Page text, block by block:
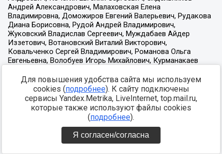
Для повышения удобства сайта мы используем
cookies (подробнее). К сайту подключены
сервисы Yandex.Metrika, LiveInternet, top.mail.ru,
которые также используют файлы cookies
(подробнее).
Я согласен/согласна